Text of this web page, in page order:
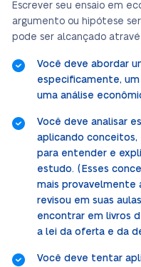
Escrever seu ensaio em
argumento ou hipótese
pode ser alcançado
Você deve abordar
especificamente,
uma análise
Você deve analisar
aplicando conceitos,
para entender e
estudo. (Esses
mais provavelmente
revisou em suas
encontrar em livros
a lei da oferta e da
Você deve tentar